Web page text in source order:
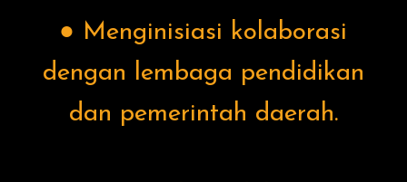
● Menginisiasi kolaborasi
dengan lembaga pendidikan
dan pemerintah daerah.